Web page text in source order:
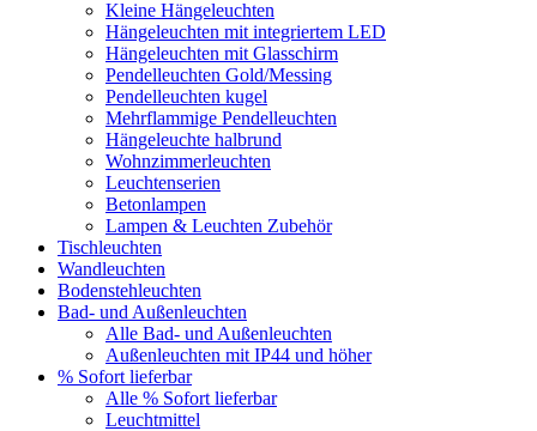
Kleine Hängeleuchten
Hängeleuchten mit integriertem LED
Hängeleuchten mit Glasschirm
Pendelleuchten Gold/Messing
Pendelleuchten kugel
Mehrflammige Pendelleuchten
Hängeleuchte halbrund
Wohnzimmerleuchten
Leuchtenserien
Betonlampen
Lampen & Leuchten Zubehör
Tischleuchten
Wandleuchten
Bodenstehleuchten
Bad- und Außenleuchten
Alle Bad- und Außenleuchten
Außenleuchten mit IP44 und höher
% Sofort lieferbar
Alle % Sofort lieferbar
Leuchtmittel